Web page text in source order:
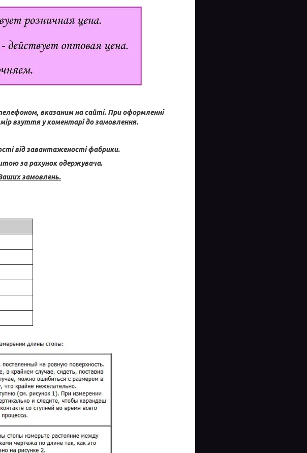
вказаним на сайті. При оформленні
взуття у коментарі до замовлення.
від завантаженості фабрики.
за рахунок одержувача.
замовлень.